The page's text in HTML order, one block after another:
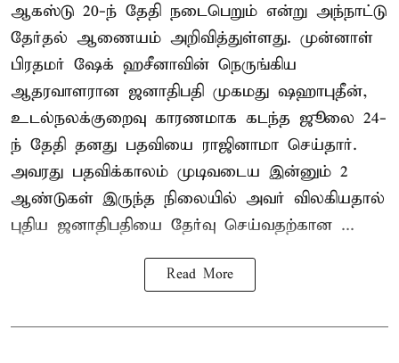
ஆகஸ்டு 20-ந் தேதி நடைபெறும் என்று அந்நாட்டு
தேர்தல் ஆணையம் அறிவித்துள்ளது. முன்னாள்
பிரதமர் ஷேக் ஹசீனாவின் நெருங்கிய
ஆதரவாளரான ஜனாதிபதி முகமது ஷஹாபுதீன்,
உடல்நலக்குறைவு காரணமாக கடந்த ஜூலை 24-
ந் தேதி தனது பதவியை ராஜினாமா செய்தார்.
அவரது பதவிக்காலம் முடிவடைய இன்னும் 2
ஆண்டுகள் இருந்த நிலையில் அவர் விலகியதால்
புதிய ஜனாதிபதியை தேர்வு செய்வதற்கான ...
Read More